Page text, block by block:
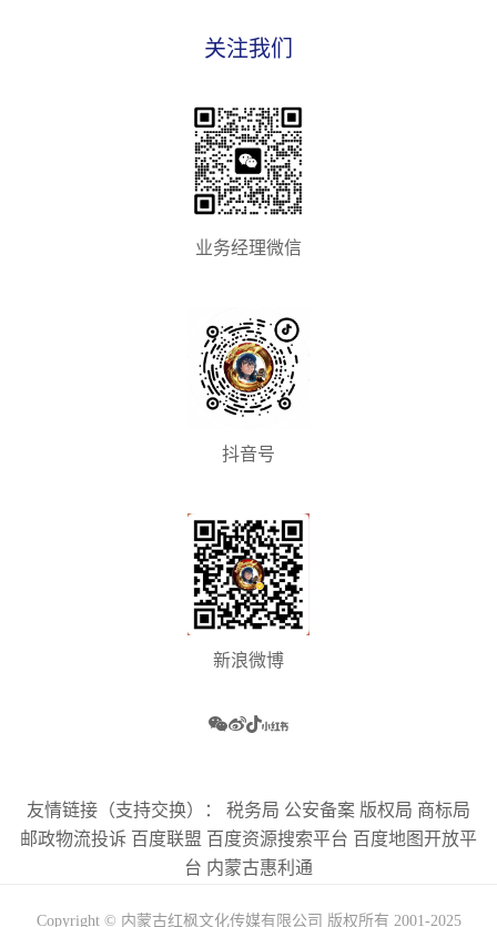
关注我们
业务经理微信
抖音号
新浪微博
友情链接（支持交换）： 税务局 公安备案 版权局 商标局
邮政物流投诉 百度联盟 百度资源搜索平台 百度地图开放平
台 内蒙古惠利通
Copyright © 内蒙古红枫文化传媒有限公司 版权所有 2001-2025